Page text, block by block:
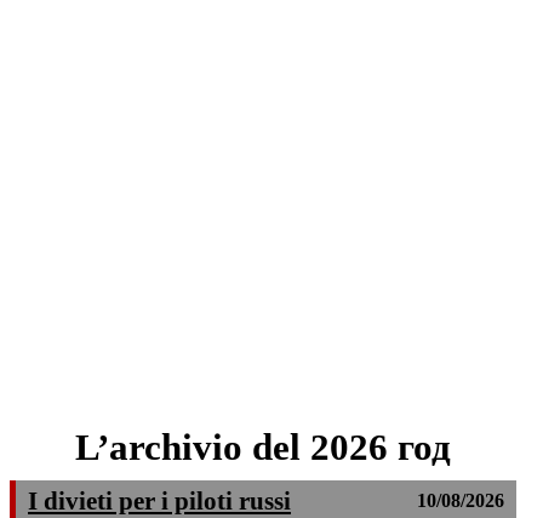
L’archivio del 2026 год
I divieti per i piloti russi
10/08/2026